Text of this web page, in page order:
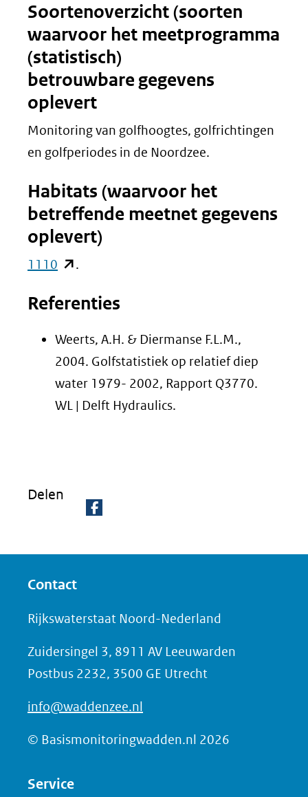
Soortenoverzicht (soorten
waarvoor het meetprogramma
(statistisch)
betrouwbare gegevens
oplevert
Monitoring van golfhoogtes, golfrichtingen
en golfperiodes in de Noordzee.
Habitats (waarvoor het
betreffende meetnet gegevens
oplevert)
1110 (opent
nieuw
.
Referenties
Weerts, A.H. & Diermanse F.L.M.,
2004. Golfstatistiek op relatief diep
water 1979- 2002, Rapport Q3770.
WL | Delft Hydraulics.
Delen
e
n
p
F
c
e
Contact
Rijkswaterstaat Noord-Nederland
Zuidersingel 3, 8911 AV Leeuwarden
Postbus 2232, 3500 GE Utrecht
info@waddenzee.nl
© Basismonitoringwadden.nl 2026
Service